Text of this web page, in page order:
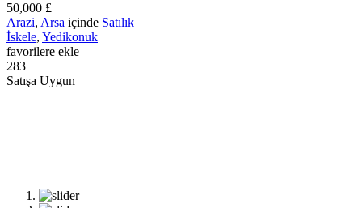
50,000 £
Arazi, Arsa içinde Satılık
İskele, Yedikonuk
favorilere ekle
283
Satışa Uygun